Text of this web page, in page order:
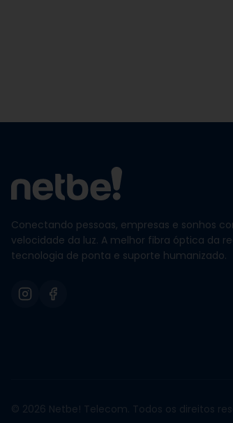
Conectando pessoas, empresas e sonhos
velocidade da luz. A melhor fibra óptica da
tecnologia de ponta e suporte humanizado.
© 2026 Netbe! Telecom. Todos os direitos